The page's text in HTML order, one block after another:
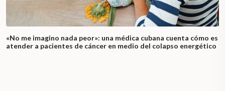
«No me imagino nada peor»: una médica cubana cuenta cómo es
atender a pacientes de cáncer en medio del colapso energético